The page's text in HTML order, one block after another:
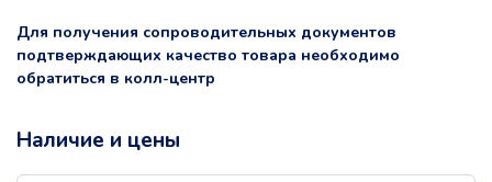
Для получения сопроводительных документов
подтверждающих качество товара необходимо
обратиться в колл-центр
Наличие и цены